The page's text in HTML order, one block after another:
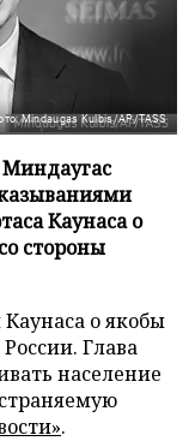
Mindaugas Kulbis/AP/TASS
Миндаугас
Каунаса о
стороны
о якобы
Глава
население
.